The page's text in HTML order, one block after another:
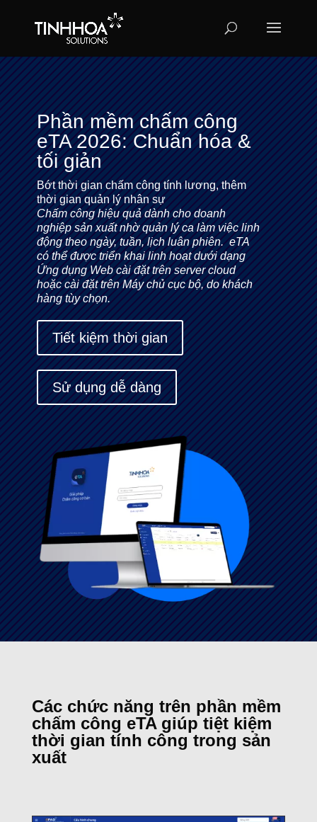
Phần mềm chấm công
eTA 2026: Chuẩn hóa &
tối giản
Bớt thời gian chấm công tính lương, thêm
thời gian quản lý nhân sự
Chấm công hiệu quả dành cho doanh
nghiệp sản xuất nhờ quản lý ca làm việc linh
động theo ngày, tuần, lịch luân phiên. eTA
có thể được triển khai linh hoạt dưới dạng
Ứng dụng Web cài đặt trên server cloud
hoặc cài đặt trên Máy chủ cục bộ, do khách
hàng tùy chọn.
Tiết kiệm thời gian
Sử dụng dễ dàng
Các chức năng trên phần mềm
chấm công eTA giúp tiệt kiệm
thời gian tính công trong sản
xuất